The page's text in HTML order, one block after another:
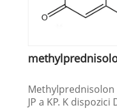
Methylprednisolon
JP a KP. K dispozici